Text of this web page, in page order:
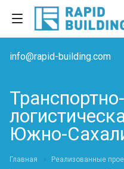
info@rapid-building.com
Транспортно-
Южно-
Главная Реализованные